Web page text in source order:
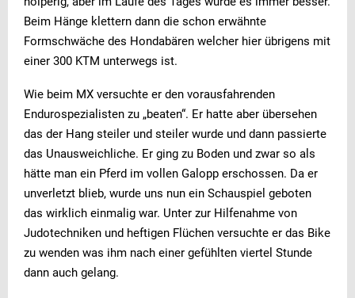
Beim Hänge klettern dann die schon erwähnte
Formschwäche des Hondabären welcher hier übrigens mit
einer 300 KTM unterwegs ist.
Wie beim MX versuchte er den vorausfahrenden
Endurospezialisten zu „beaten“. Er hatte aber übersehen
das der Hang steiler und steiler wurde und dann passierte
das Unausweichliche. Er ging zu Boden und zwar so als
hätte man ein Pferd im vollen Galopp erschossen. Da er
unverletzt blieb, wurde uns nun ein Schauspiel geboten
das wirklich einmalig war. Unter zur Hilfenahme von
Judotechniken und heftigen Flüchen versuchte er das Bike
zu wenden was ihm nach einer gefühlten viertel Stunde
dann auch gelang.